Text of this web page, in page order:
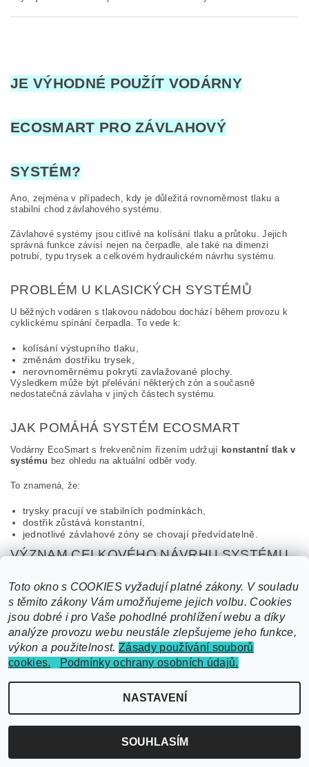
JE VÝHODNÉ POUŽÍT VODÁRNY
ECOSMART PRO ZÁVLAHOVÝ
SYSTÉM?
Ano, zejména v případech, kdy je důležitá rovnoměrnost tlaku a
stabilní chod závlahového systému.
Závlahové systémy jsou citlivé na kolísání tlaku a průtoku. Jejich
správná funkce závisí nejen na čerpadle, ale také na dimenzi
potrubí, typu trysek a celkovém hydraulickém návrhu systému.
PROBLÉM U KLASICKÝCH SYSTÉMŮ
U běžných vodáren s tlakovou nádobou dochází během provozu k
cyklickému spínání čerpadla. To vede k:
kolísání výstupního tlaku,
změnám dostřiku trysek,
nerovnoměrnému pokrytí zavlažované plochy.
Výsledkem může být přelévání některých zón a současně
nedostatečná závlaha v jiných částech systému.
JAK POMÁHÁ SYSTÉM ECOSMART
Vodárny EcoSmart s frekvenčním řízením udržují konstantní tlak v
systému bez ohledu na aktuální odběr vody.
To znamená, že:
trysky pracují ve stabilních podmínkách,
dostřik zůstává konstantní,
jednotlivé závlahové zóny se chovají předvídatelně.
VÝZNAM CELKOVÉHO NÁVRHU SYSTÉMU
kombinací:
výkonu čerpadla,
dimenze potrubí,
typu a počtu trysek,
a způsobu řízení systému.
Správně navržený systém dokáže plně využít stabilní tlak, který
EcoSmart poskytuje.
Stabilní tlak v závlahovém systému přináší:
Toto okno s COOKIES vyžadují platné zákony. V souladu
s těmito zákony Vám umožňujeme jejich volbu. Cookies
jsou dobré i pro Vaše pohodlné prohlížení webu a díky
analýze provozu webu neustále zlepšujeme jeho funkce,
výkon a použitelnost. Zásady používání souborů
cookies.
Podmínky ochrany osobních údajů.
NASTAVENÍ
SOUHLASÍM